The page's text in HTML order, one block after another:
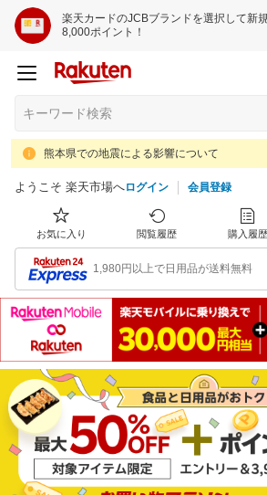
楽天カードのJCBブランドを選択して新
8,000ポイント！
熊本県での地震による影響について
ようこそ 楽天市場へログイン 会員登録
お気に入り 閲覧履歴 購入履歴
1,980円以上で日用品が送料無料